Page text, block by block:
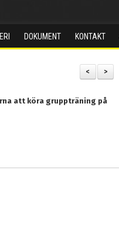
DOKUMENT KONTAKT
>
<
att köra gruppträning på